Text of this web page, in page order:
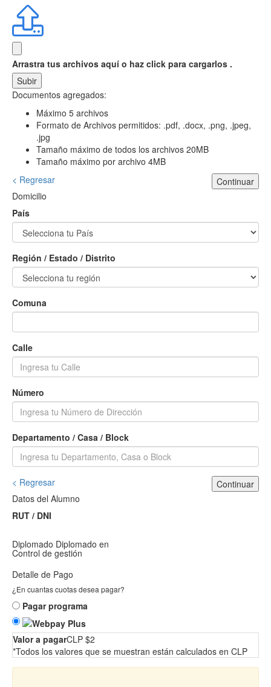
Arrastra tus archivos aquí o haz click para cargarlos .
Subir
Documentos agregados:
Máximo 5 archivos
Formato de Archivos permitidos: .pdf, .docx, .png, .jpeg,
.jpg
Tamaño máximo de todos los archivos 20MB
Tamaño máximo por archivo 4MB
< Regresar
Continuar
Domicilio
País
Región / Estado / Distrito
Comuna
Calle
Número
Departamento / Casa / Block
< Regresar
Continuar
Datos del Alumno
RUT / DNI
Diplomado Diplomado en
Control de gestión
Detalle de Pago
¿En cuantas cuotas desea pagar?
Pagar programa
Valor a pagarCLP $2
*Todos los valores que se muestran están calculados en CLP